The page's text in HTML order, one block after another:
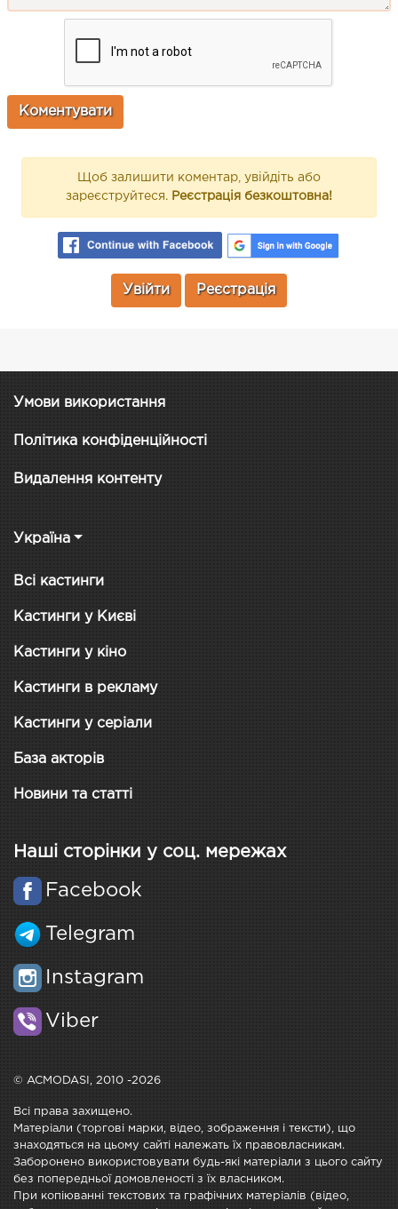
Щоб залишити коментар, увійдіть або
зареєструйтеся. Реєстрація безкоштовна!
Увійти Реєстрація
Умови використання
Політика конфіденційності
Видалення контенту
Україна
Всі кастинги
Кастинги у Києві
Кастинги у кіно
Кастинги в рекламу
Кастинги у серіали
База акторів
Новини та статті
Наші сторінки у соц. мережах
Facebook
Telegram
Instagram
Viber
© ACMODASI, 2010 -2026
Всі права захищено.
Матеріали (торгові марки, відео, зображення і тексти), що
знаходяться на цьому сайті належать їх правовласникам.
Заборонено використовувати будь-які матеріали з цього сайту
без попередньої домовленості з їх власником.
При копіюванні текстових та графічних матеріалів (відео,